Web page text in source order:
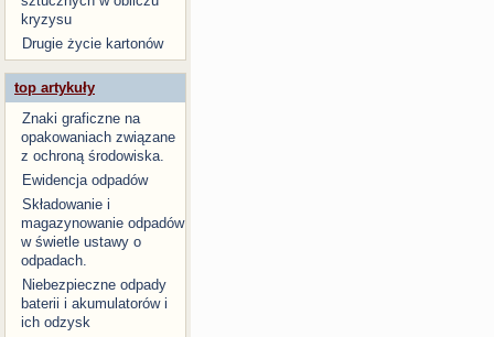
kryzysu
Drugie życie kartonów
top artykuły
Znaki graficzne na
opakowaniach związane
z ochroną środowiska.
Ewidencja odpadów
Składowanie i
magazynowanie odpadów
w świetle ustawy o
odpadach.
Niebezpieczne odpady
baterii i akumulatorów i
ich odzysk